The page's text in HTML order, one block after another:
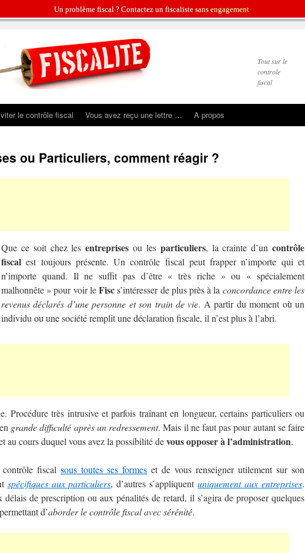
Un problème fiscal ? Contactez un fiscaliste sans engagement
Tout sur le
controle
fiscal
le contrôle fiscal Vous avez reçu une lettre … A propos
ou Particuliers, comment réagir ?
Que ce soit chez lesentreprises ou les particuliers, la crainte d’uncontrôle
fiscal est toujours présente. Un contrôle fiscal peut frapper n’importe qui et
n’importe quand. Il ne suffit pas d’être « très riche » ou « spécialement
malhonnête » pour voir leFiscs’intéresser de plus près à la concordance entre les
revenus déclarés d’une personne et son train de vie. A partir du moment où un
individu ou une société remplit une déclaration fiscale, il n’est plus à l’abri.
Procédure très intrusive et parfois traînant en longueur, certains particuliers ou
grande difficulté après un redressement. Mais il ne faut pas pour autant se faire
au cours duquel vous avez la possibilité devous opposer à l’administration.
fiscal sous toutes ses formes et de vous renseigner utilement sur son
spécifiques aux particuliers, d’autres s’appliquentuniquement aux entreprises.
de prescription ou aux pénalités de retard, il s’agira de proposer quelques
d’aborder le contrôle fiscal avec sérénité.